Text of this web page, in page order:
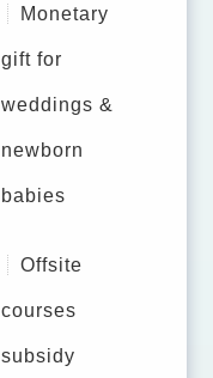
Monetary
gift for
weddings &
newborn
babies
Offsite
courses
subsidy